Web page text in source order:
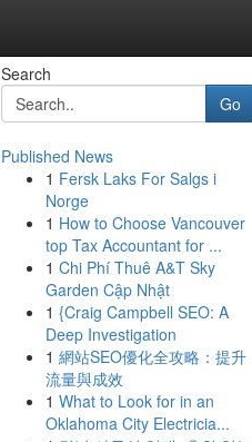
Search
Go
Published News
1 Fersk Laks For Salgs i
Norge
1 How to Choose Vancouver
top Tax Accountant for ...
1 Chi Phí Thuê A&T Sky
Garden Cập Nhật
1 {Craig Campbell SEO: A
Deep Investigation
1 網站SEO優化全攻略：提升
流量與成效
1 What to Look for in an
Oklahoma City Electricia...